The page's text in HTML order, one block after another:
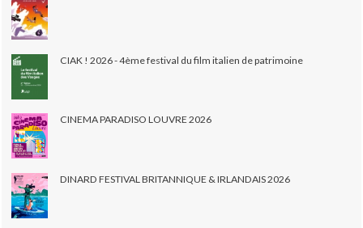
CIAK ! 2026 - 4ème festival du film italien de patrimoine
CINEMA PARADISO LOUVRE 2026
DINARD FESTIVAL BRITANNIQUE & IRLANDAIS 2026